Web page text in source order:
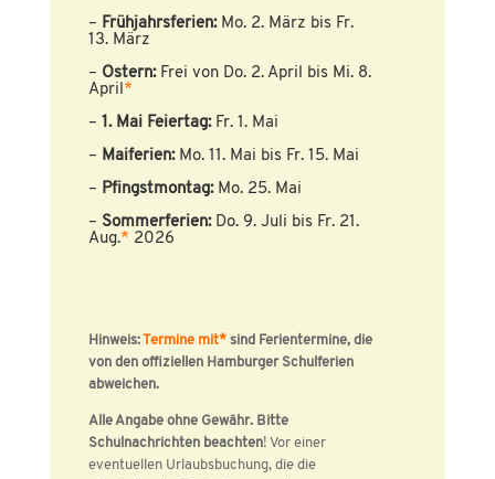
– Frühjahrsferien:Mo. 2. März bis Fr.
13. März
– Ostern:Frei von Do. 2. April bis Mi. 8.
April*
– 1. Mai Feiertag:Fr. 1. Mai
– Maiferien:Mo. 11. Mai bis Fr. 15. Mai
– Pfingstmontag:Mo. 25. Mai
– Sommerferien:Do. 9. Juli bis Fr. 21.
Aug.* 2026
Hinweis:Termine mit*sind Ferientermine, die
von den offiziellen Hamburger Schulferien
abweichen.
Alle Angabe ohne Gewähr. Bitte
Schulnachrichten beachten! Vor einer
eventuellen Urlaubsbuchung, die die